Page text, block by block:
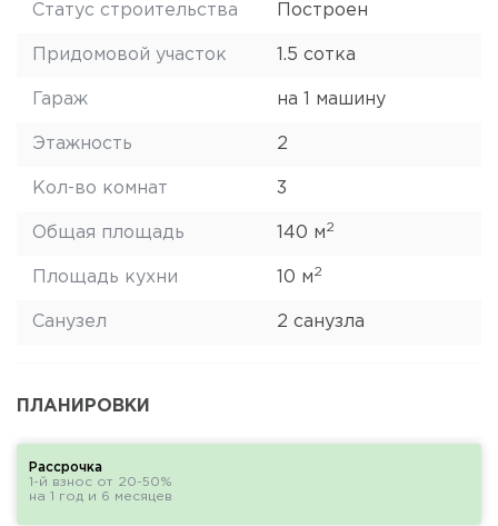
Статус строительства Построен
Придомовой участок 1.5 сотка
Гараж на 1 машину
Этажность 2
Кол-во комнат 3
Общая площадь 140 м2
Площадь кухни 10 м2
Санузел 2 санузла
ПЛАНИРОВКИ
Рассрочка
1-й взнос от 20-50%
на 1 год и 6 месяцев